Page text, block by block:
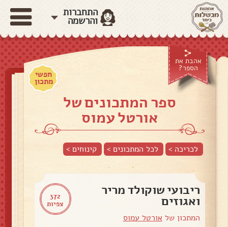
התחברות
והרשמה
אהבת את
הספר?
חפשי
מתכון
ספר המתכונים של
אורטל עמוס
לכריכה > לכל המתכונים > קינוחים>
372
צפיות
ריבועי שוקולד מריר
ואגוזים
המתכון של אורטל עמוס